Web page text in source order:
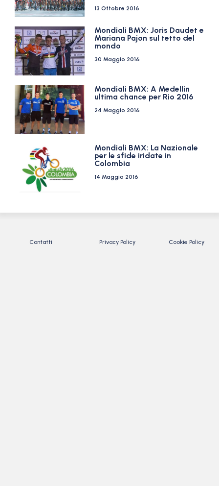
13 Ottobre 2016
Mondiali BMX: Joris Daudet e
Mariana Pajon sul tetto del
mondo
30 Maggio 2016
Mondiali BMX: A Medellin
ultima chance per Rio 2016
24 Maggio 2016
Mondiali BMX: La Nazionale
per le sfide iridate in
Colombia
14 Maggio 2016
Contatti Privacy Policy Cookie Policy